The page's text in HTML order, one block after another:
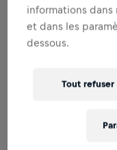
SOIS UN⸱E
MARQUE ET
MARQUE ET
informations dans
et dans les
dessous.
Tout refuser